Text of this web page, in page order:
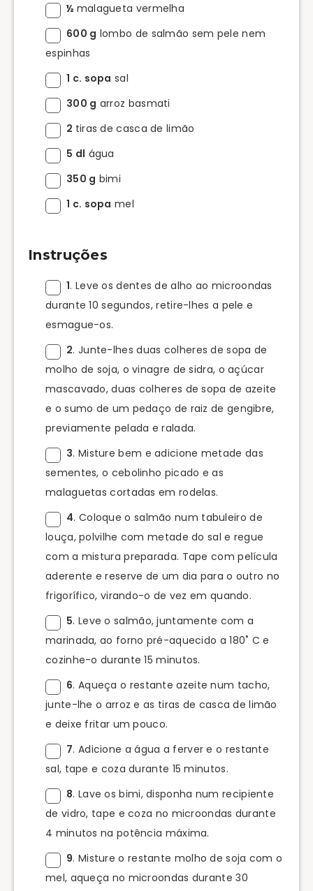
½ malagueta vermelha
600 g lombo de salmão sem pele nem
espinhas
1 c. sopa sal
300 g arroz basmati
2 tiras de casca de limão
5 dl água
350 g bimi
1 c. sopa mel
Instruções
1. Leve os dentes de alho ao microondas
durante 10 segundos, retire-lhes a pele e
esmague-os.
2. Junte-lhes duas colheres de sopa de
molho de soja, o vinagre de sidra, o açúcar
mascavado, duas colheres de sopa de azeite
e o sumo de um pedaço de raiz de gengibre,
previamente pelada e ralada.
3. Misture bem e adicione metade das
sementes, o cebolinho picado e as
malaguetas cortadas em rodelas.
4. Coloque o salmão num tabuleiro de
louça, polvilhe com metade do sal e regue
com a mistura preparada. Tape com película
aderente e reserve de um dia para o outro no
frigorífico, virando-o de vez em quando.
5. Leve o salmão, juntamente com a
marinada, ao forno pré-aquecido a 180˚ C e
cozinhe-o durante 15 minutos.
6. Aqueça o restante azeite num tacho,
junte-lhe o arroz e as tiras de casca de limão
e deixe fritar um pouco.
7. Adicione a água a ferver e o restante
sal, tape e coza durante 15 minutos.
8. Lave os bimi, disponha num recipiente
de vidro, tape e coza no microondas durante
4 minutos na potência máxima.
9. Misture o restante molho de soja com o
mel, aqueça no microondas durante 30